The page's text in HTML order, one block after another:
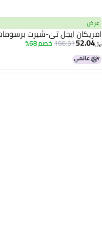
عرض
امريكان ايجل تي-شيرت
﷼‏52.04
166.51خصم 68%